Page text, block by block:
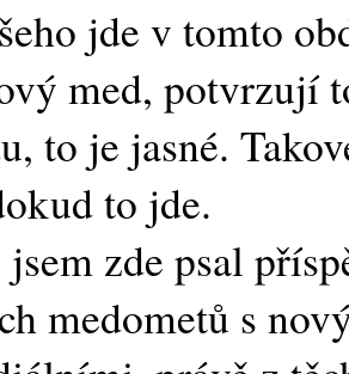
jde v tomto
med, potvrzují
to je jasné.
to jde.
zde psal
medometů s